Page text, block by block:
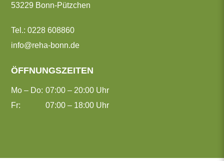
53229 Bonn-Pützchen
Tel.: 0228 608860
info@reha-bonn.de
ÖFFNUNGSZEITEN
Mo – Do: 07:00 – 20:00 Uhr
Fr:
07:00 – 18:00 Uhr